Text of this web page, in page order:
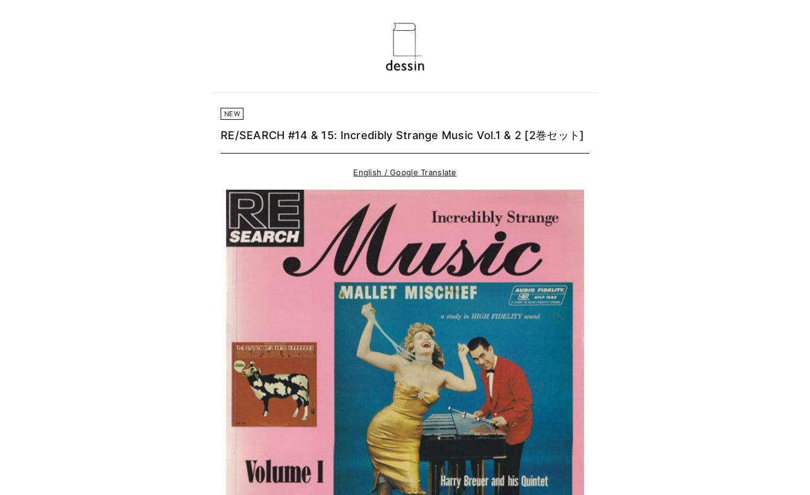
NEW
RE/SEARCH #14 & 15: Incredibly Strange Music Vol.1 & 2 [2巻セット]
English / Google Translate